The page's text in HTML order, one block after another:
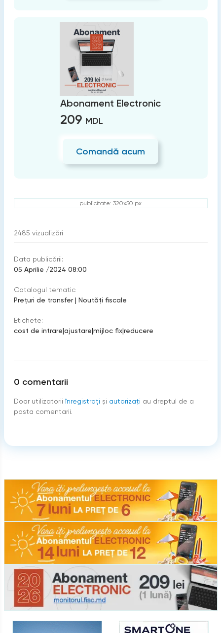
Abonament Electronic
209 MDL
Comandă acum
publicitate: 320x50 px
2485 vizualizări
Data publicării:
05 Aprilie /2024 08:00
Catalogul tematic
Prețuri de transfer | Noutăți fiscale
Etichete:
cost de intrare|ajustare|mijloc fix|reducere
0 comentarii
Doar utilizatorii înregistraţi şi autorizați au dreptul de a
posta comentarii.